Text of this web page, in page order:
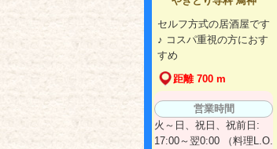
セルフ方式の居酒屋です
♪ コスパ重視の方におす
すめ
距離 700 m
営業時間
火～日、祝日、祝前日:
17:00～翌0:00 （料理L.O.